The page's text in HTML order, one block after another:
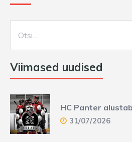
Viimased uudised
HC Panter
31/07/2026